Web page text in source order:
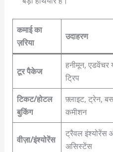
कमाई का
ज़रिया
उदाहरण
टूर पैकेज
हनीमून, एडवेंचर
ट्रिप
टिकट/होटल
बुकिंग
फ़्लाइट, ट्रेन,
कमीशन
वीज़ा/इंश्योरेंस
ट्रैवल इंश्योरेंस
असिस्टेंस